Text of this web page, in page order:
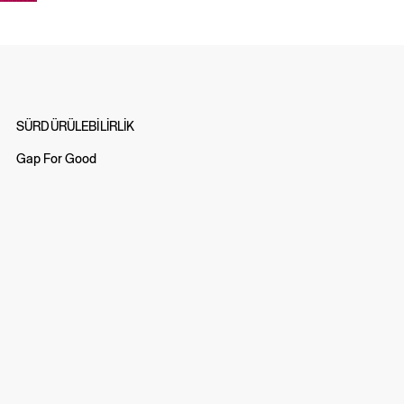
SÜRDÜRÜLEBİLİRLİK
Gap For Good